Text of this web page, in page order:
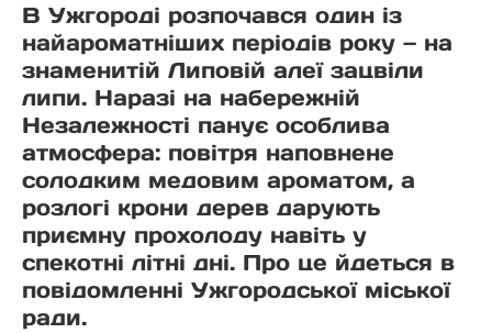
В Ужгороді розпочався один із
найароматніших періодів року — на
знаменитій Липовій алеї зацвіли
липи. Наразі на набережній
Незалежності панує особлива
атмосфера: повітря наповнене
солодким медовим ароматом, а
розлогі крони дерев дарують
приємну прохолоду навіть у
спекотні літні дні. Про це йдеться в
повідомленні Ужгородської міської
ради.